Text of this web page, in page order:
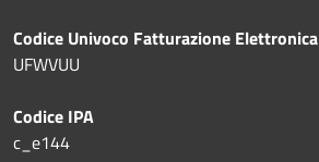
Codice Univoco Fatturazione Elettronica
UFWVUU
Codice IPA
c_e144